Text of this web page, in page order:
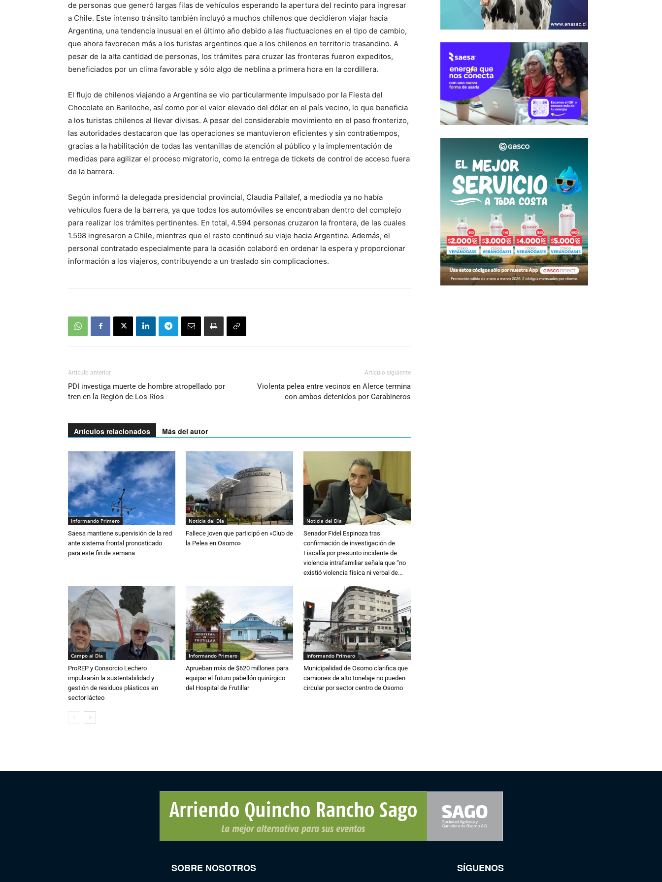
de personas que generó largas filas de vehículos esperando la apertura del recinto para ingresar
a Chile. Este intenso tránsito también incluyó a muchos chilenos que decidieron viajar hacia
Argentina, una tendencia inusual en el último año debido a las fluctuaciones en el tipo de cambio,
que ahora favorecen más a los turistas argentinos que a los chilenos en territorio trasandino. A
pesar de la alta cantidad de personas, los trámites para cruzar las fronteras fueron expeditos,
beneficiados por un clima favorable y sólo algo de neblina a primera hora en la cordillera.
El flujo de chilenos viajando a Argentina se vio particularmente impulsado por la Fiesta del
Chocolate en Bariloche, así como por el valor elevado del dólar en el país vecino, lo que beneficia
a los turistas chilenos al llevar divisas. A pesar del considerable movimiento en el paso fronterizo,
las autoridades destacaron que las operaciones se mantuvieron eficientes y sin contratiempos,
gracias a la habilitación de todas las ventanillas de atención al público y la implementación de
medidas para agilizar el proceso migratorio, como la entrega de tickets de control de acceso fuera
de la barrera.
Según informó la delegada presidencial provincial, Claudia Pailalef, a mediodía ya no había
vehículos fuera de la barrera, ya que todos los automóviles se encontraban dentro del complejo
para realizar los trámites pertinentes. En total, 4.594 personas cruzaron la frontera, de las cuales
1.598 ingresaron a Chile, mientras que el resto continuó su viaje hacia Argentina. Además, el
personal contratado especialmente para la ocasión colaboró en ordenar la espera y proporcionar
información a los viajeros, contribuyendo a un traslado sin complicaciones.
Artículo anterior
PDI investiga muerte de hombre atropellado por
tren en la Región de Los Ríos
Artículo siguiente
Violenta pelea entre vecinos en Alerce termina
con ambos detenidos por Carabineros
Artículos relacionados Más del autor
Informando Primero
Saesa mantiene supervisión de la red
ante sistema frontal pronosticado
para este fin de semana
Noticia del Día
Fallece joven que participó en «Club de
la Pelea en Osorno»
Noticia del Día
Senador Fidel Espinoza tras
confirmación de investigación de
Fiscalía por presunto incidente de
violencia intrafamiliar señala que “no
existió violencia física ni verbal de...
Campo al Día
ProREP y Consorcio Lechero
impulsarán la sustentabilidad y
gestión de residuos plásticos en
sector lácteo
Informando Primero
Aprueban más de $620 millones para
equipar el futuro pabellón quirúrgico
del Hospital de Frutillar
Informando Primero
Municipalidad de Osorno clarifica que
camiones de alto tonelaje no pueden
circular por sector centro de Osorno
SOBRE NOSOTROS SÍGUENOS